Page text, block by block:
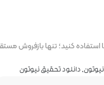
کنید؛ تنها بازفروش
,دانلود تحقیق نیوتون